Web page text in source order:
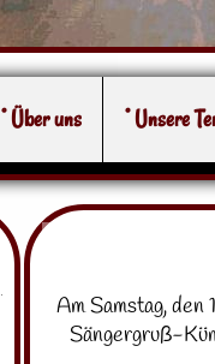
° Über uns ° Unsere
Am Samstag,
Sängergruß-